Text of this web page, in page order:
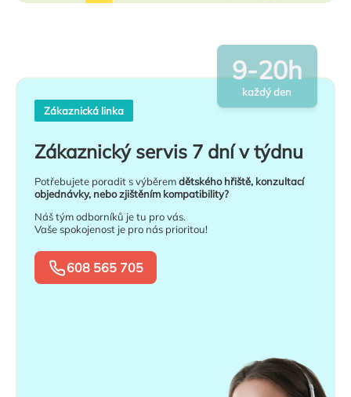
Zákaznická linka
Zákaznický servis 7 dní v týdnu
Potřebujete poradit s výběremdětského hřiště, konzultací
objednávky, nebo zjištěním kompatibility?
Náš tým odborníků je tu pro vás.
Vaše spokojenost je pro nás prioritou!
608 565 705
9-20h
každý den